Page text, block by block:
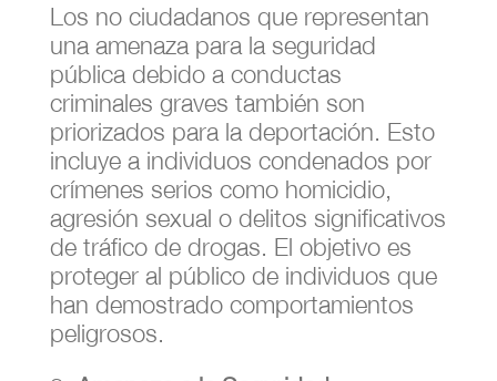
Los no ciudadanos que representan
una amenaza para la seguridad
pública debido a conductas
criminales graves también son
priorizados para la deportación. Esto
incluye a individuos condenados por
crímenes serios como homicidio,
agresión sexual o delitos significativos
de tráfico de drogas. El objetivo es
proteger al público de individuos que
han demostrado comportamientos
peligrosos.